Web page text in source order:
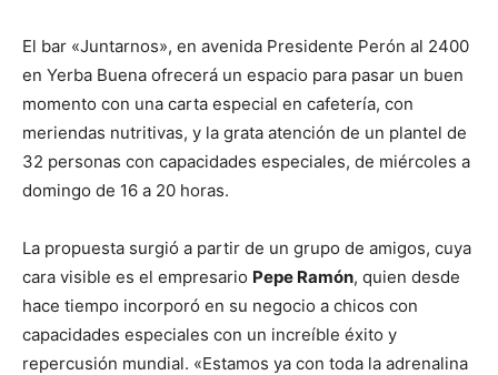
El bar «Juntarnos», en avenida Presidente Perón al 2400
en Yerba Buena ofrecerá un espacio para pasar un buen
momento con una carta especial en cafetería, con
meriendas nutritivas, y la grata atención de un plantel de
32 personas con capacidades especiales, de miércoles a
domingo de 16 a 20 horas.
La propuesta surgió a partir de un grupo de amigos, cuya
cara visible es el empresario Pepe Ramón, quien desde
hace tiempo incorporó en su negocio a chicos con
capacidades especiales con un increíble éxito y
repercusión mundial. «Estamos ya con toda la adrenalina